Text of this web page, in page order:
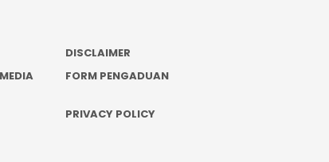
DISCLAIMER
FORM PENGADUAN
PRIVACY POLICY